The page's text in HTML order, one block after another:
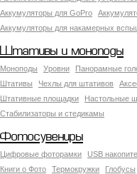
Аккумуляторы для GoPro
Аккумуляторы для накамерных
Штативы и моноподы
Моноподы Уровни Панорамные
Штативы
Чехлы для штативов
Штативные площадки
Настольные
Стабилизаторы и стедикамы
Фотосувениры
Цифровые фоторамки USB
Книги о Фото
Термокружки Глобусы